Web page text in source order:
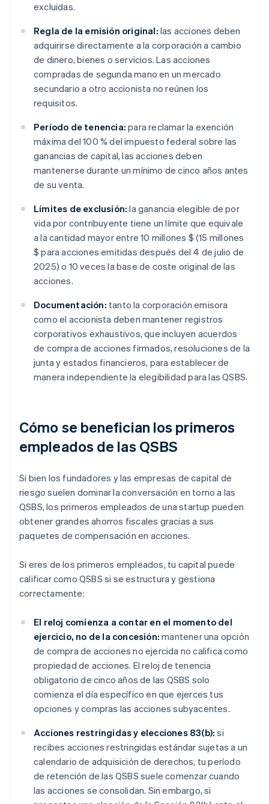
excluidas.
Regla de la emisión original: las acciones deben
adquirirse directamente a la corporación a cambio
de dinero, bienes o servicios. Las acciones
compradas de segunda mano en un mercado
secundario a otro accionista no reúnen los
requisitos.
Período de tenencia: para reclamar la exención
máxima del 100 % del impuesto federal sobre las
ganancias de capital, las acciones deben
mantenerse durante un mínimo de cinco años antes
de su venta.
Límites de exclusión: la ganancia elegible de por
vida por contribuyente tiene un límite que equivale
a la cantidad mayor entre 10 millones $ (15 millones
$ para acciones emitidas después del 4 de julio de
2025) o 10 veces la base de coste original de las
acciones.
Documentación: tanto la corporación emisora
como el accionista deben mantener registros
corporativos exhaustivos, que incluyen acuerdos
de compra de acciones firmados, resoluciones de la
junta y estados financieros, para establecer de
manera independiente la elegibilidad para las QSBS.
Cómo se benefician los primeros
empleados de las QSBS
Si bien los fundadores y las empresas de capital de
riesgo suelen dominar la conversación en torno a las
QSBS, los primeros empleados de una startup pueden
obtener grandes ahorros fiscales gracias a sus
paquetes de compensación en acciones.
Si eres de los primeros empleados, tu capital puede
calificar como QSBS si se estructura y gestiona
correctamente:
El reloj comienza a contar en el momento del
ejercicio, no de la concesión: mantener una opción
de compra de acciones no ejercida no califica como
propiedad de acciones. El reloj de tenencia
obligatorio de cinco años de las QSBS solo
comienza el día específico en que ejerces tus
opciones y compras las acciones subyacentes.
Acciones restringidas y elecciones 83(b): si
recibes acciones restringidas estándar sujetas a un
calendario de adquisición de derechos, tu período
de retención de las QSBS suele comenzar cuando
las acciones se consolidan. Sin embargo, si